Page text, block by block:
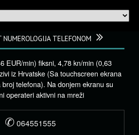
TELEFONOM
EUR/min) fiksni, 4,78 kn/min (0,63
iz Hrvatske (Sa touchscreen ekrana
telefona). Na donjem ekranu su
operateri aktivni na mreži
✆ 064551555